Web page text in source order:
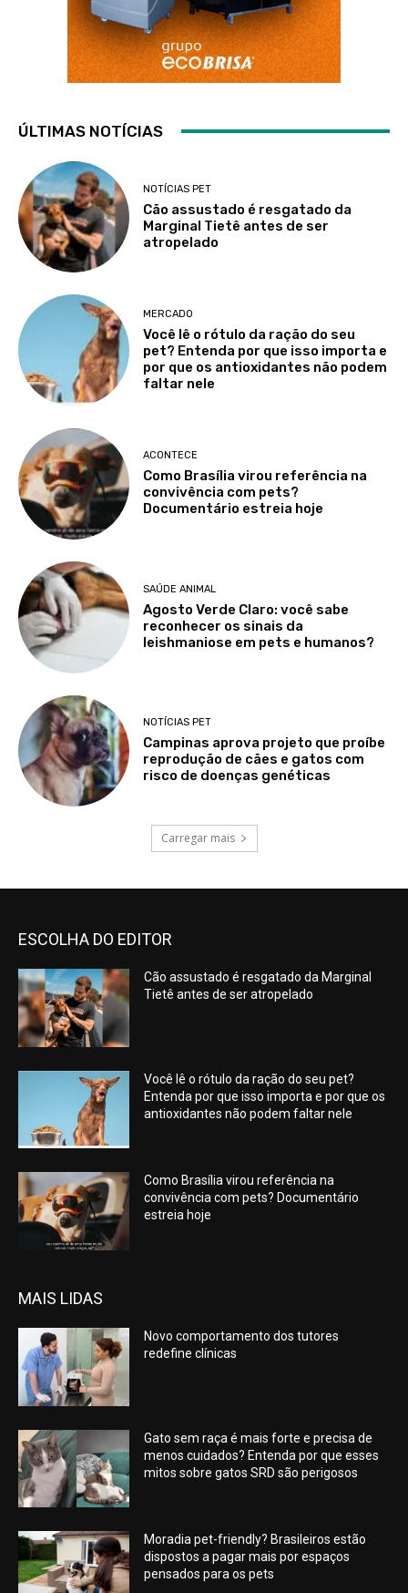
ÚLTIMAS NOTÍCIAS
NOTÍCIAS PET
Cão assustado é resgatado da
Marginal Tietê antes de ser
atropelado
MERCADO
Você lê o rótulo da ração do seu
pet? Entenda por que isso importa e
por que os antioxidantes não podem
faltar nele
ACONTECE
Como Brasília virou referência na
convivência com pets?
Documentário estreia hoje
SAÚDE ANIMAL
Agosto Verde Claro: você sabe
reconhecer os sinais da
leishmaniose em pets e humanos?
NOTÍCIAS PET
Campinas aprova projeto que proíbe
reprodução de cães e gatos com
risco de doenças genéticas
Carregar mais
ESCOLHA DO EDITOR
Cão assustado é resgatado da Marginal
Tietê antes de ser atropelado
Você lê o rótulo da ração do seu pet?
Entenda por que isso importa e por que os
antioxidantes não podem faltar nele
Como Brasília virou referência na
convivência com pets? Documentário
estreia hoje
MAIS LIDAS
Novo comportamento dos tutores
redefine clínicas
Gato sem raça é mais forte e precisa de
menos cuidados? Entenda por que esses
mitos sobre gatos SRD são perigosos
Moradia pet-friendly? Brasileiros estão
dispostos a pagar mais por espaços
pensados para os pets